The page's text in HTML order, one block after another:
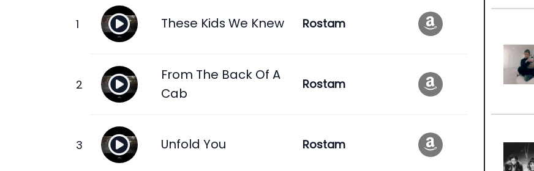
These Kids We Knew Rostam
From The Back Of A
Cab
Rostam
Unfold You Rostam